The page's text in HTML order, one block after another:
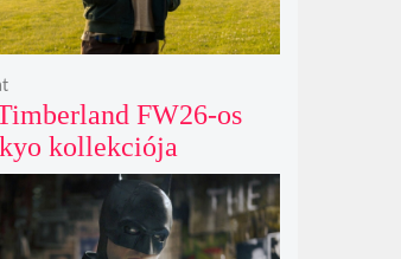
FW26-os
kollekciója
kordbársonnyal
bőrrel gondolja újra az
örökséget